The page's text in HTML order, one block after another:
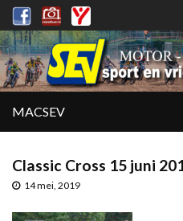
MACSEV
Classic Cross 15 juni
14 mei, 2019